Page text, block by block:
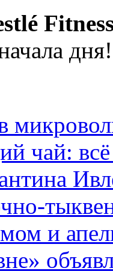
дня!
чай: всё
и